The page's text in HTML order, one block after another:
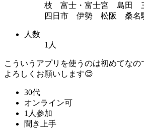
枝 富士・富士宮 島田
四日市 伊勢 松阪 桑名
人数
1人
こういうアプリを使うのは初めてな
よろしくお願いします😊
30代
オンライン可
1人参加
聞き上手